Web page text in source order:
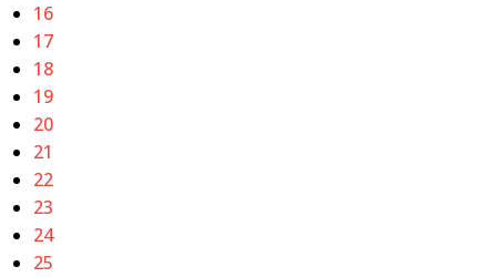
16
17
18
19
20
21
22
23
24
25